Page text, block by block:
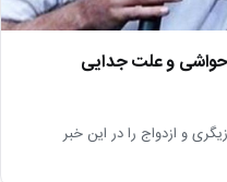
حواشی و علت جدایی
و ازدواج را در این خبر